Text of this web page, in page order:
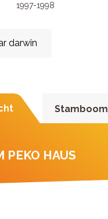
1997-1998
darwin
Stamboom
PEKO HAUS